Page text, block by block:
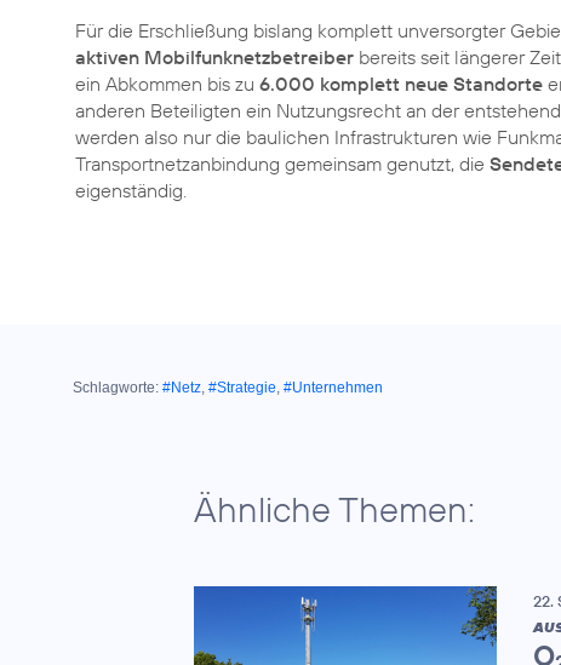
Für die Erschließung bislang komplett unversorgter
aktiven Mobilfunknetzbetreiber bereits seit längerer
ein Abkommen bis zu 6.000 komplett neue Standorte
anderen Beteiligten ein Nutzungsrecht an der
werden also nur die baulichen Infrastrukturen wie
Transportnetzanbindung gemeinsam genutzt, die
eigenständig.
Schlagworte: #Netz, #Strategie, #Unternehmen
Ähnliche Themen:
22.
O